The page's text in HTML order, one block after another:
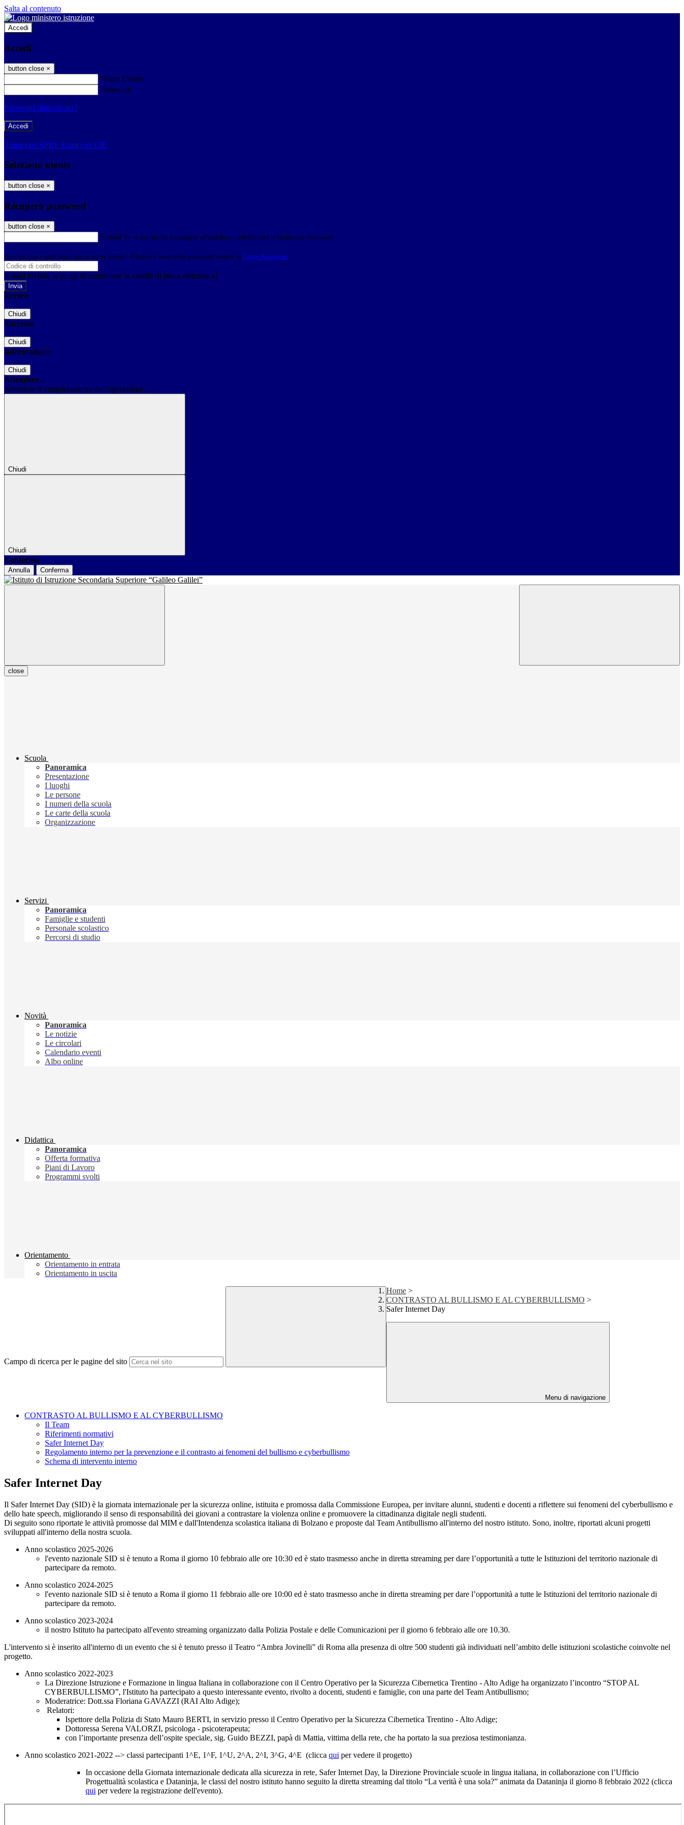
Salta al contenuto
Accedi
Accedi
button close ×
Nome Utente
Password
Password dimenticata?
-
Entra con SPID Entra con CIE
Seleziona utente
button close ×
Recupero password
button close ×
E-mail Verrà inviato un messaggio all'indirizzo indicato con le istruzioni necessarie.
Non hai una e-mail associata al nome utente? Effettua il reset della password tramite la Login Spaggiari
E-mail inviata, si prega di controllare la casella di posta elettronica!
Errore
Chiudi
Successo
Chiudi
Informazione
Chiudi
Attendere...
Attendere il completamento dell'operazione...
Chiudi
Chiudi
Conferma
Annulla Conferma
close
Scuola
Panoramica
Presentazione
I luoghi
Le persone
I numeri della scuola
Le carte della scuola
Organizzazione
Servizi
Panoramica
Famiglie e studenti
Personale scolastico
Percorsi di studio
Novità
Panoramica
Le notizie
Le circolari
Calendario eventi
Albo online
Didattica
Panoramica
Offerta formativa
Piani di Lavoro
Programmi svolti
Orientamento
Orientamento in entrata
Orientamento in uscita
Campo di ricerca per le pagine del sito
Home >
CONTRASTO AL BULLISMO E AL CYBERBULLISMO >
Safer Internet Day
Menu di navigazione
CONTRASTO AL BULLISMO E AL CYBERBULLISMO
Il Team
Riferimenti normativi
Safer Internet Day
Regolamento interno per la prevenzione e il contrasto ai fenomeni del bullismo e cyberbullismo
Schema di intervento interno
Safer Internet Day
Il Safer Internet Day (SID) è la giornata internazionale per la sicurezza online, istituita e promossa dalla Commissione Europea, per invitare alunni, studenti e docenti a riflettere sui fenomeni del cyberbullismo e
dello hate speech, migliorando il senso di responsabilità dei giovani a contrastare la violenza online e promuovere la cittadinanza digitale negli studenti.
Di seguito sono riportate le attività promosse dal MIM e dall'Intendenza scolastica italiana di Bolzano e proposte dal Team Antibullismo all'interno del nostro istituto. Sono, inoltre, riportati alcuni progetti
sviluppati all'interno della nostra scuola.
Anno scolastico 2025-2026
l'evento nazionale SID si è tenuto a Roma il giorno 10 febbraio alle ore 10:30 ed è stato trasmesso anche in diretta streaming per dare l’opportunità a tutte le Istituzioni del territorio nazionale di
partecipare da remoto.
Anno scolastico 2024-2025
l'evento nazionale SID si è tenuto a Roma il giorno 11 febbraio alle ore 10:00 ed è stato trasmesso anche in diretta streaming per dare l’opportunità a tutte le Istituzioni del territorio nazionale di
partecipare da remoto.
Anno scolastico 2023-2024
il nostro Istituto ha partecipato all'evento streaming organizzato dalla Polizia Postale e delle Comunicazioni per il giorno 6 febbraio alle ore 10.30.
L'intervento si è inserito all'interno di un evento che si è tenuto presso il Teatro “Ambra Jovinelli” di Roma alla presenza di oltre 500 studenti già individuati nell’ambito delle istituzioni scolastiche coinvolte nel
progetto.
Anno scolastico 2022-2023
La Direzione Istruzione e Formazione in lingua Italiana in collaborazione con il Centro Operativo per la Sicurezza Cibernetica Trentino - Alto Adige ha organizzato l’incontro “STOP AL
CYBERBULLISMO”, l'Istituto ha partecipato a questo interessante evento, rivolto a docenti, studenti e famiglie, con una parte del Team Antibullismo;
Moderatrice: Dott.ssa Floriana GAVAZZI (RAI Alto Adige);
Relatori:
Ispettore della Polizia di Stato Mauro BERTI, in servizio presso il Centro Operativo per la Sicurezza Cibernetica Trentino - Alto Adige;
Dottoressa Serena VALORZI, psicologa - psicoterapeuta;
con l’importante presenza dell’ospite speciale, sig. Guido BEZZI, papà di Mattia, vittima della rete, che ha portato la sua preziosa testimonianza.
Anno scolastico 2021-2022 --> classi partecipanti 1^E, 1^F, 1^U, 2^A, 2^I, 3^G, 4^E (clicca qui per vedere il progetto)
In occasione della Giornata internazionale dedicata alla sicurezza in rete, Safer Internet Day, la Direzione Provinciale scuole in lingua italiana, in collaborazione con l’Ufficio
Progettualità scolastica e Dataninja, le classi del nostro istituto hanno seguito la diretta streaming dal titolo “La verità è una sola?” animata da Dataninja il giorno 8 febbraio 2022 (clicca
qui per vedere la registrazione dell'evento).